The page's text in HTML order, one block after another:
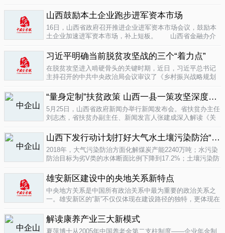
业培育成...
山西鼓励本土企业跑步进军资本市场
16日，山西省政府召开推进企业进军资本市场会议，鼓励本
土企业加速进军资本市场，补上短板。 山西省金融办介
习近平明确当前脱贫攻坚战的三个“着力点”
在脱贫攻坚进入啃硬骨头的关键时期，近日，习近平总书记
主持召开的中共中央政治局会议审议了《乡村振兴战略规划
见》。...
“量身定制”扶贫政策 山西一县一策攻坚深度贫困
5月25日，山西省政府新闻办举行新闻发布会。省扶贫办主任
刘志杰，省扶贫办副主任、新闻发言人张建成深入解读《关
问。据了解...
04-12
山西下发行动计划打好大气水土壤污染防治“三战役”
2018年，大气污染防治方面化解煤炭产能2240万吨；水污染
防治目标为劣V类的水体断面比例下降到17.2%；土壤污染防
记者从山...
雄安新区建设中的央地关系新特点
中央地方关系是中国所有政治关系中最为重要的政治关系之
一。雄安新区的“新”不仅仅体现在建设路径的独特，更体现在
解读康养产业三大新模式
夏萍博士从2005年中国养老金第二支柱制度——企业年金制